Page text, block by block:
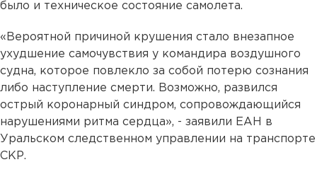
было и техническое состояние самолета.
«Вероятной причиной крушения стало внезапное
ухудшение самочувствия у командира воздушного
судна, которое повлекло за собой потерю сознания
либо наступление смерти. Возможно, развился
острый коронарный синдром, сопровождающийся
нарушениями ритма сердца», - заявили ЕАН в
Уральском следственном управлении на транспорте
СКР.